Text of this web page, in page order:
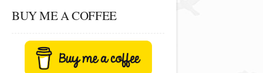
BUY ME A COFFEE